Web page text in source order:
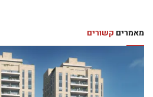
מאמרים קשורים